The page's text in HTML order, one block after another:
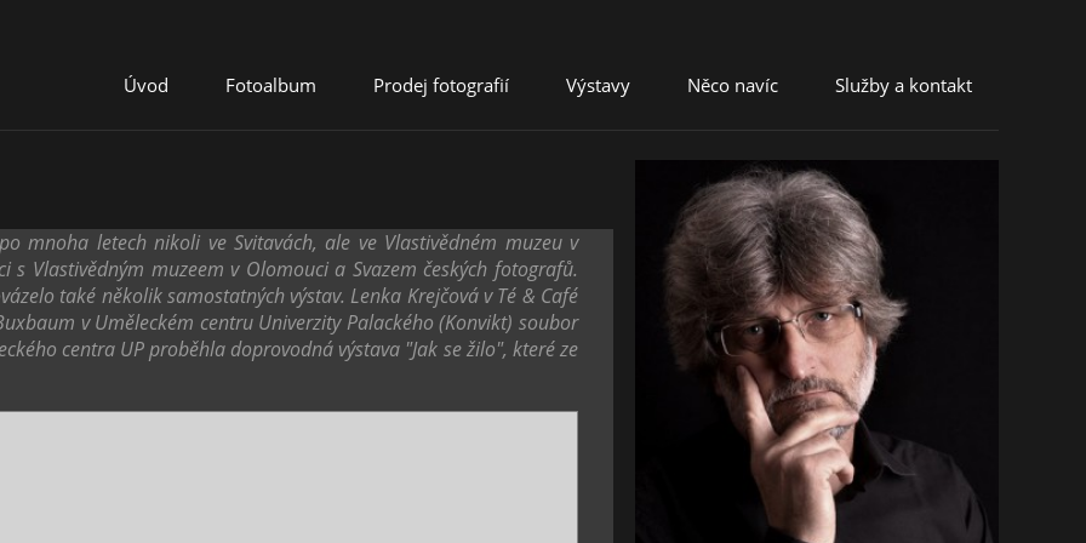
Úvod Fotoalbum Prodej fotografií Výstavy Něco navíc Služby a kontakt
mnoha letech nikoli ve Svitavách, ale ve Vlastivědném muzeu v
s Vlastivědným muzeem v Olomouci a Svazem českých fotografů.
také několik samostatných výstav. Lenka Krejčová v Té & Café
v Uměleckém centru Univerzity Palackého (Konvikt) soubor
centra UP proběhla doprovodná výstava "Jak se žilo", které ze